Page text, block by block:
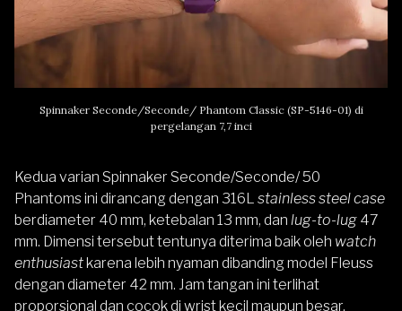
Spinnaker Seconde/Seconde/ Phantom Classic (SP-5146-01) di
pergelangan 7,7 inci
Kedua varian Spinnaker Seconde/Seconde/ 50
Phantoms ini dirancang dengan 316L stainless steel case
berdiameter 40 mm, ketebalan 13 mm, dan lug-to-lug 47
mm. Dimensi tersebut tentunya diterima baik oleh watch
enthusiastkarena lebih nyaman dibanding model Fleuss
dengan diameter 42 mm. Jam tangan ini terlihat
proporsional dan cocok di wrist kecil maupun besar.